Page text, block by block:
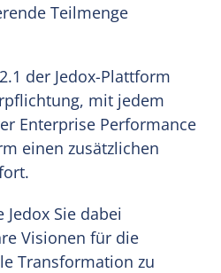
Teilmenge
der Jedox-Plattform
mit jedem
Enterprise Performance
einen zusätzlichen
Sie dabei
Visionen für die
Transformation zu